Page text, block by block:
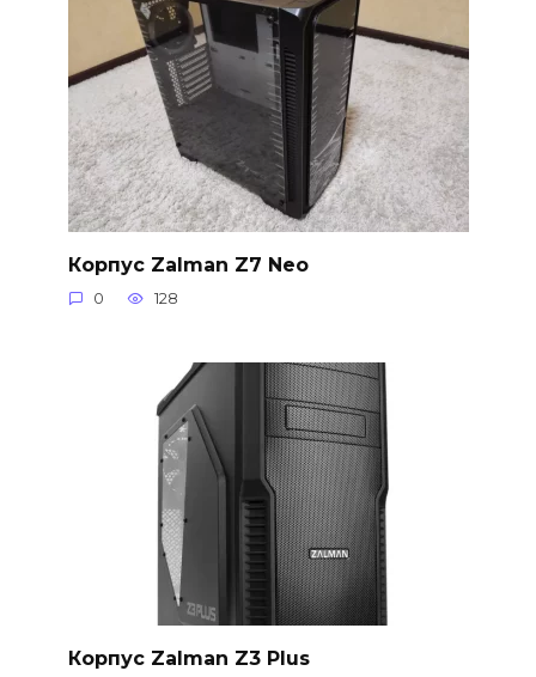
Корпус Zalman Z7 Neo
0 128
Корпус Zalman Z3 Plus